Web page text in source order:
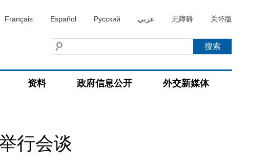
Français Español Русский عربي 无障碍 关怀版
资料 政府信息公开 外交新媒体
行会谈